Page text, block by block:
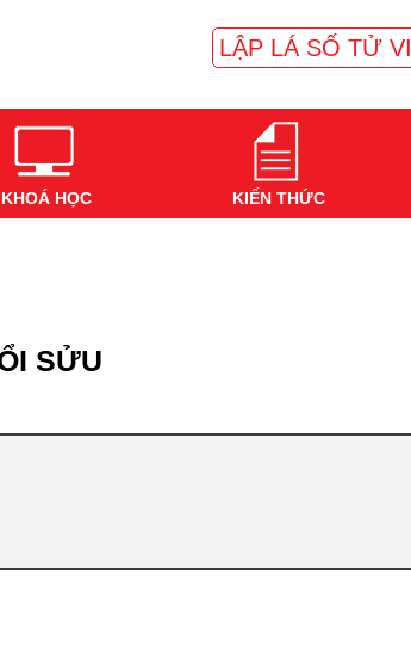
LẬP LÁ SỐ TỬ VI
KHOÁ HỌC KIẾN THỨC
SỬU